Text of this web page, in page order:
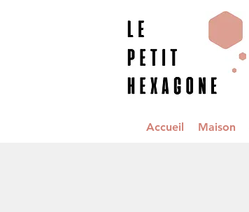
Accueil Maison